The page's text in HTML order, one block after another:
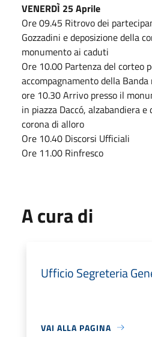
VENERDÌ 25 Aprile
Ore 09.45 Ritrovo dei
Gozzadini e deposizione della
monumento ai caduti
Ore 10.00 Partenza del corteo
accompagnamento della Banda
ore 10.30 Arrivo presso il
in piazza Daccó, alzabandiera e
corona di alloro
Ore 10.40 Discorsi Ufficiali
Ore 11.00 Rinfresco
A cura di
Ufficio Segreteria
VAI ALLA PAGINA